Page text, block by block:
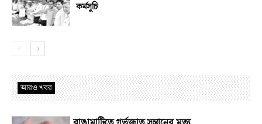
কর্মসূচি
আরও খবর